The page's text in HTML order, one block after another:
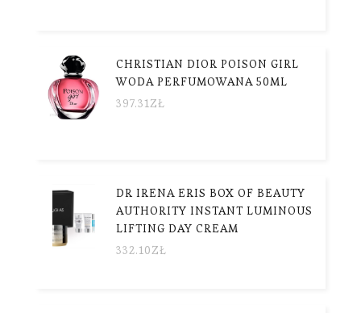
CHRISTIAN DIOR POISON GIRL
WODA PERFUMOWANA 50ML
397.31ZŁ
DR IRENA ERIS BOX OF BEAUTY
AUTHORITY INSTANT LUMINOUS
LIFTING DAY CREAM
332.10ZŁ